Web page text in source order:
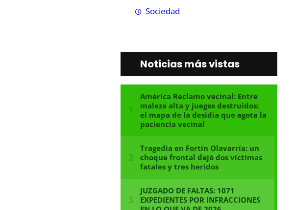
Sociedad
Noticias más vistas